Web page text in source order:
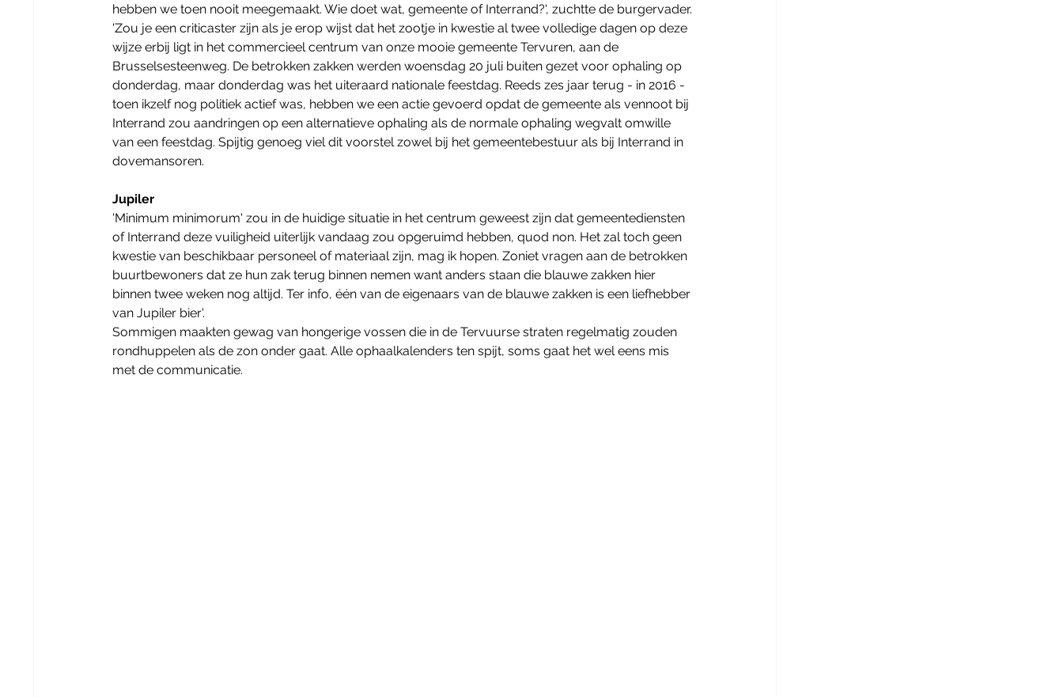
hebben we toen nooit meegemaakt. Wie doet wat, gemeente of Interrand?', zuchtte de burgervader.
'Zou je een criticaster zijn als je erop wijst dat het zootje in kwestie al twee volledige dagen op deze
wijze erbij ligt in het commercieel centrum van onze mooie gemeente Tervuren, aan de
Brusselsesteenweg. De betrokken zakken werden woensdag 20 juli buiten gezet voor ophaling op
donderdag, maar donderdag was het uiteraard nationale feestdag. Reeds zes jaar terug - in 2016 -
toen ikzelf nog politiek actief was, hebben we een actie gevoerd opdat de gemeente als vennoot bij
Interrand zou aandringen op een alternatieve ophaling als de normale ophaling wegvalt omwille
van een feestdag. Spijtig genoeg viel dit voorstel zowel bij het gemeentebestuur als bij Interrand in
dovemansoren.
Jupiler
'Minimum minimorum' zou in de huidige situatie in het centrum geweest zijn dat gemeentediensten
of Interrand deze vuiligheid uiterlijk vandaag zou opgeruimd hebben, quod non. Het zal toch geen
kwestie van beschikbaar personeel of materiaal zijn, mag ik hopen. Zoniet vragen aan de betrokken
buurtbewoners dat ze hun zak terug binnen nemen want anders staan die blauwe zakken hier
binnen twee weken nog altijd. Ter info, één van de eigenaars van de blauwe zakken is een liefhebber
van Jupiler bier'.
Sommigen maakten gewag van hongerige vossen die in de Tervuurse straten regelmatig zouden
rondhuppelen als de zon onder gaat. Alle ophaalkalenders ten spijt, soms gaat het wel eens mis
met de communicatie.